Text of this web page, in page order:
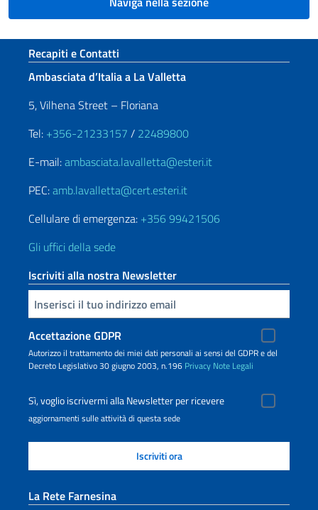
Sezione footer
Recapiti e Contatti
Ambasciata d’Italia a La Valletta
5, Vilhena Street – Floriana
Tel: +356-21233157 / 22489800
E-mail:ambasciata.lavalletta@esteri.it
PEC:amb.lavalletta@cert.esteri.it
Cellulare di emergenza: +356 99421506
Gli uffici della sede
Iscriviti alla nostra Newsletter
Inserisci la tua email
Accettazione GDPR
Autorizzo il trattamento dei miei dati personali ai sensi del GDPR e del
Decreto Legislativo 30 giugno 2003, n.196 Privacy Note Legali
Sì, voglio iscrivermi alla Newsletter per ricevere
aggiornamenti sulle attività di questa sede
La Rete Farnesina